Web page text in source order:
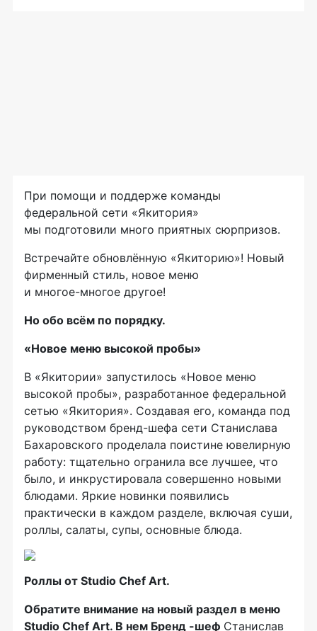
При помощи и поддерже команды
федеральной сети «Якитория»
мы подготовили много приятных сюрпризов.
Встречайте обновлённую «Якиторию»! Новый
фирменный стиль, новое меню
и многое-многое другое!
Но обо всём по порядку.
«Новое меню высокой пробы»
В «Якитории» запустилось «Новое меню
высокой пробы», разработанное федеральной
сетью «Якитория». Создавая его, команда под
руководством бренд-шефа сети Станислава
Бахаровского проделала поистине ювелирную
работу: тщательно огранила все лучшее, что
было, и инкрустировала совершенно новыми
блюдами. Яркие новинки появились
практически в каждом разделе, включая суши,
роллы, салаты, супы, основные блюда.
Роллы от Studio Chef Art.
Обратите внимание на новый раздел в меню
Studio Chef Art. В нем Бренд -шеф Станислав